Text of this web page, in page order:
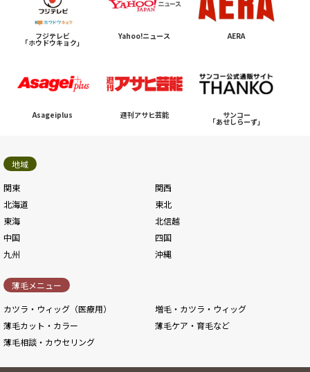
フジテレビ
「ホウドウキョク」
Yahoo!ニュース AERA
Asageiplus 週刊アサヒ芸能 サンコー
「あせしらーず」
地域
関東
関西
北海道
東北
東海
北信越
中国
四国
九州
沖縄
薄毛メニュー
カツラ・ウィッグ（医療用）
増毛・カツラ・ウィッグ
薄毛カット・カラー
薄毛ケア・育毛など
薄毛相談・カウセリング